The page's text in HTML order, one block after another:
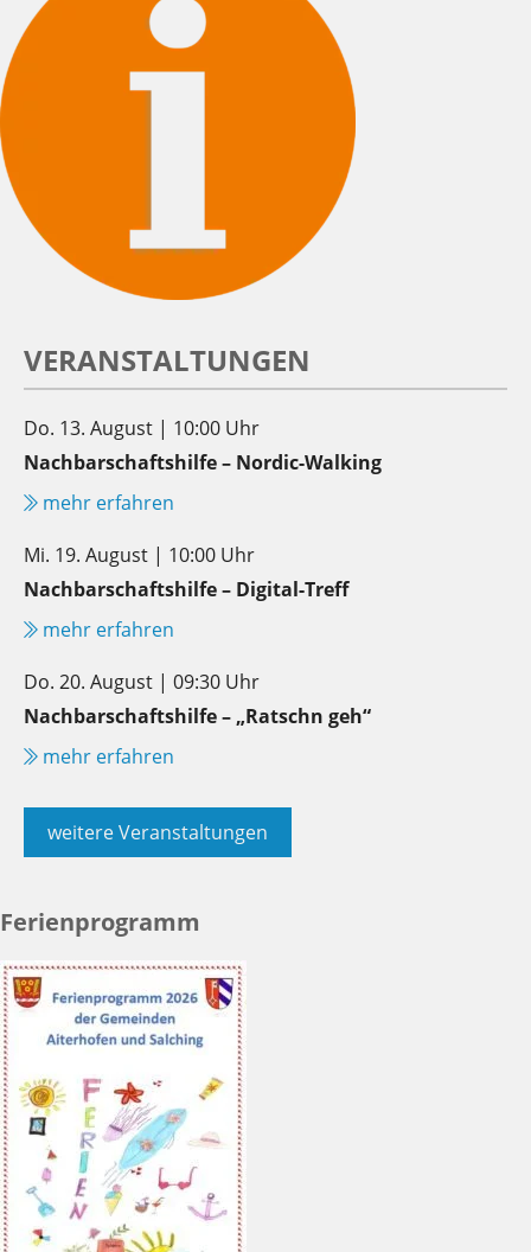
VERANSTALTUNGEN
Do. 13. August | 10:00 Uhr
Nachbarschaftshilfe – Nordic-Walking
mehr erfahren
Mi. 19. August | 10:00 Uhr
Nachbarschaftshilfe – Digital-Treff
mehr erfahren
Do. 20. August | 09:30 Uhr
Nachbarschaftshilfe – „Ratschn geh“
mehr erfahren
weitere Veranstaltungen
Ferienprogramm